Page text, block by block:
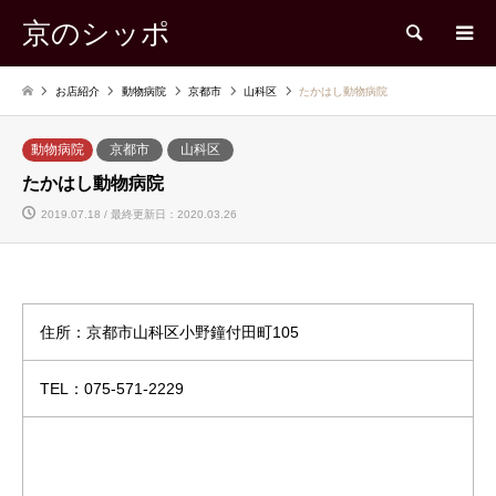
京のシッポ 検索
お店紹介 動物病院 京都市 山科区 たかはし動物病院
動物病院 京都市 山科区
たかはし動物病院
2019.07.18 / 最終更新日：2020.03.26
住所：京都市山科区小野鐘付田町105
TEL：075-571-2229